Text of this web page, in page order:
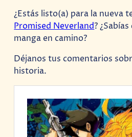
¿Estás listo(a) para la nueva
Promised Neverland?
manga en camino?
Déjanos tus comentarios
historia.